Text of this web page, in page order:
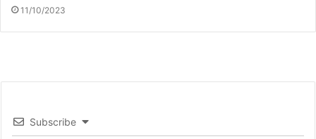
11/10/2023
Subscribe